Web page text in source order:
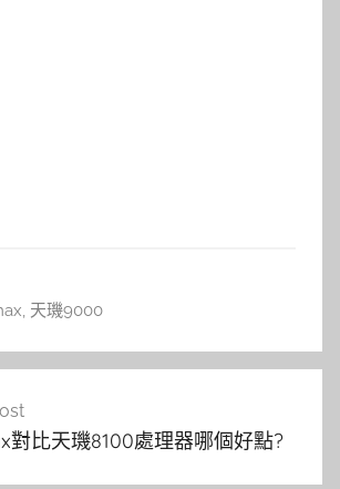
, 天璣9000
對比天璣8100處理器哪個好點?